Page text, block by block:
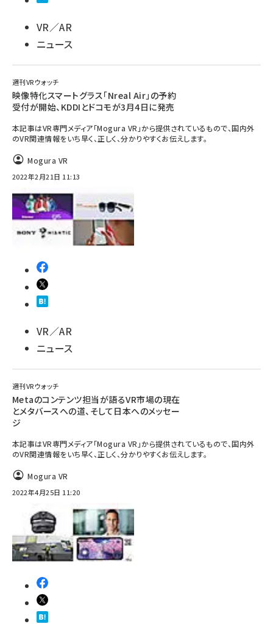
VR／AR
ニュース
週刊VRウォッチ
映像特化スマートグラス「Nreal Air」の予約
受付が開始、KDDIとドコモが3月4日に発売
本記事はVR専門メディア「Mogura VR」から提供されているもので、国内外
のVR関連情報をいち早く、正しく、分かりやすくお伝えします。
Mogura VR
2022年2月21日 11:13
VR／AR
ニュース
週刊VRウォッチ
Metaのコンテンツ担当が語るVR市場の現在
とメタバースへの道、そして日本へのメッセー
ジ
本記事はVR専門メディア「Mogura VR」から提供されているもので、国内外
のVR関連情報をいち早く、正しく、分かりやすくお伝えします。
Mogura VR
2022年4月25日 11:20